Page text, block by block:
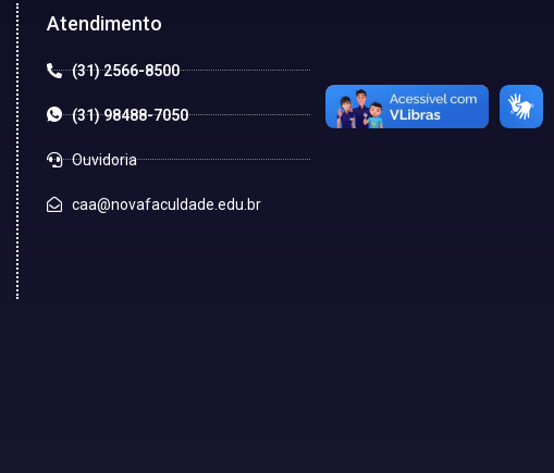
Atendimento
(31) 2566-8500
(31) 98488-7050
Ouvidoria
caa@novafaculdade.edu.br